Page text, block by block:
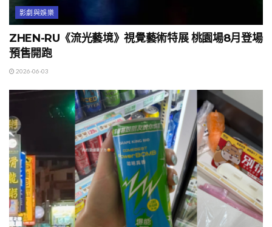
影劇與娛樂
ZHEN-RU《流光藝境》視覺藝術特展 桃園場8月登場
預售開跑
2026-06-03